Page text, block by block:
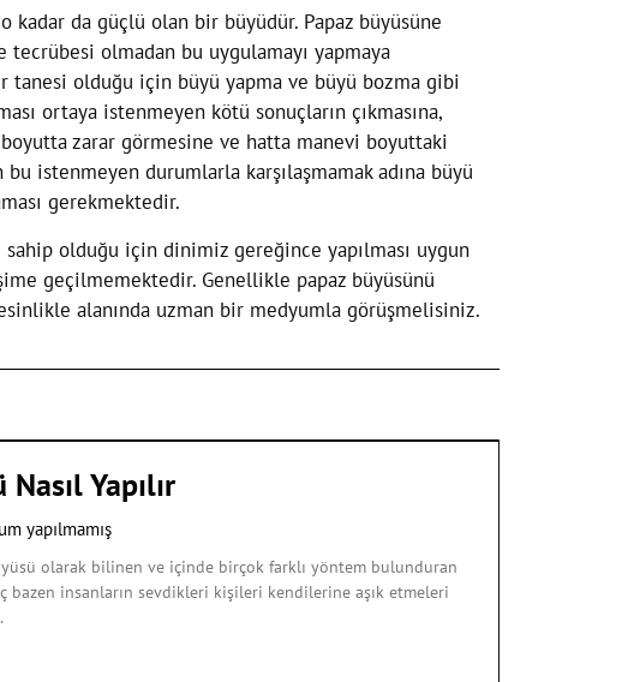
da güçlü olan bir büyüdür. Papaz büyüsüne
olmadan bu uygulamayı yapmaya
tanesi olduğu için büyü yapma ve büyü bozma gibi
ortaya istenmeyen kötü sonuçların çıkmasına,
zarar görmesine ve hatta manevi boyuttaki
istenmeyen durumlarla karşılaşmamak adına büyü
gerekmektedir.
sahip olduğu için dinimiz gereğince yapılması uygun
geçilmemektedir. Genellikle papaz büyüsünü
alanında uzman bir medyumla görüşmelisiniz.
Yapılır
yapılmamış
olarak bilinen ve içinde birçok farklı yöntem bulunduran
bazen insanların sevdikleri kişileri kendilerine aşık etmeleri